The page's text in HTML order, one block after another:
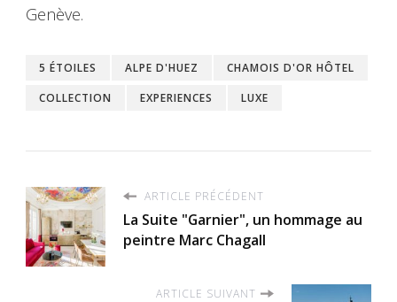
Genève.
5 ÉTOILES ALPE D'HUEZ
CHAMOIS D'OR HÔTEL
COLLECTION
EXPERIENCES LUXE
ARTICLE PRÉCÉDENT
La Suite "Garnier", un hommage au
peintre Marc Chagall
ARTICLE SUIVANT